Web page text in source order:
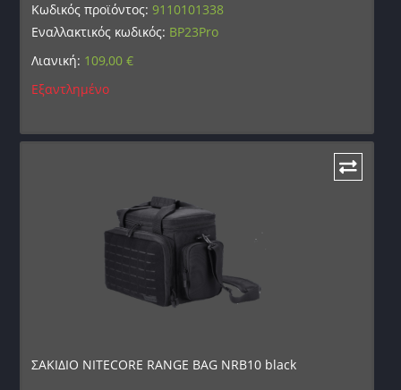
Κωδικός προϊόντος:9110101338
Εναλλακτικός κωδικός: BP23Pro
Λιανική: 109,00€
Εξαντλημένο
ΣΑΚΙΔΙΟ NITECORE RANGE BAG NRB10 black